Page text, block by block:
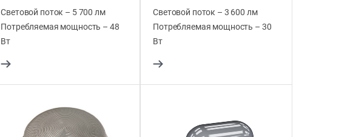
Световой поток – 5 700 лм
Потребляемая мощность – 48
Вт
Световой поток – 3 600 лм
Потребляемая мощность – 30
Вт